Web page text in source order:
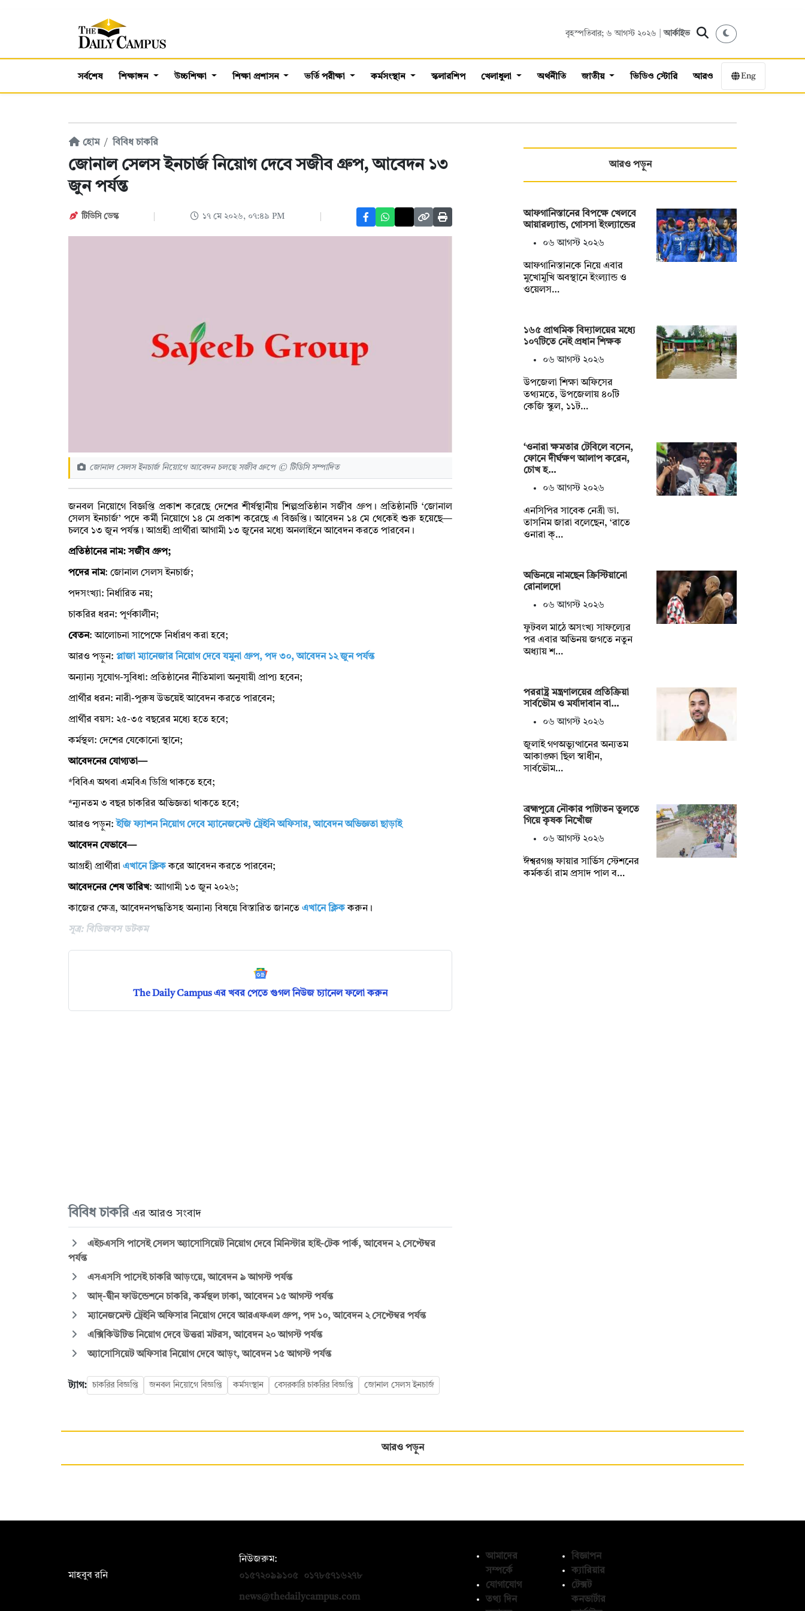
বৃহস্পতিবার; ৬ আগস্ট ২০২৬ |আর্কাইভ
সর্বশেষ শিক্ষাঙ্গন উচ্চশিক্ষা শিক্ষা প্রশাসন ভর্তি পরীক্ষা কর্মসংস্থান স্কলারশিপ খেলাধুলা অর্থনীতি জাতীয় ভিডিও স্টোরি আরও Eng
হোম বিবিধ চাকরি
জোনাল সেলস ইনচার্জ নিয়োগ দেবে সজীব গ্রুপ, আবেদন ১৩
জুন পর্যন্ত
টিডিসি ডেস্ক ১৭ মে ২০২৬, ০৭:৪৯ PM
জোনাল সেলস ইনচার্জ নিয়োগে আবেদন চলছে সজীব গ্রুপে © টিডিসি সম্পাদিত
জনবল নিয়োগে বিজ্ঞপ্তি প্রকাশ করেছে দেশের শীর্ষস্থানীয় শিল্পপ্রতিষ্ঠান সজীব গ্রুপ। প্রতিষ্ঠানটি ‘জোনাল
সেলস ইনচার্জ’ পদে কর্মী নিয়োগে ১৪ মে প্রকাশ করেছে এ বিজ্ঞপ্তি। আবেদন ১৪ মে থেকেই শুরু হয়েছে—
চলবে ১৩ জুন পর্যন্ত। আগ্রহী প্রার্থীরা আগামী ১৩ জুনের মধ্যে অনলাইনে আবেদন করতে পারবেন।
প্রতিষ্ঠানের নাম: সজীব গ্রুপ;
পদের নাম: জোনাল সেলস ইনচার্জ;
পদসংখ্যা: নির্ধারিত নয়;
চাকরির ধরন: পূর্ণকালীন;
বেতন: আলোচনা সাপেক্ষে নির্ধারণ করা হবে;
আরও পড়ুন: প্লাজা ম্যানেজার নিয়োগ দেবে যমুনা গ্রুপ, পদ ৩০, আবেদন ১২ জুন পর্যন্ত
অন্যান্য সুযোগ-সুবিধা: প্রতিষ্ঠানের নীতিমালা অনুযায়ী প্রাপ্য হবেন;
প্রার্থীর ধরন: নারী-পুরুষ উভয়েই আবেদন করতে পারবেন;
প্রার্থীর বয়স: ২৫-৩৫ বছরের মধ্যে হতে হবে;
কর্মস্থল: দেশের যেকোনো স্থানে;
আবেদনের যোগ্যতা—
*বিবিএ অথবা এমবিএ ডিগ্রি থাকতে হবে;
*ন্যূনতম ৩ বছর চাকরির অভিজ্ঞতা থাকতে হবে;
আরও পড়ুন:ইজি ফ্যাশন নিয়োগ দেবে ম্যানেজমেন্ট ট্রেইনি অফিসার, আবেদন অভিজ্ঞতা ছাড়াই
আবেদন যেভাবে—
আগ্রহী প্রার্থীরা এখানে ক্লিককরে আবেদন করতে পারবেন;
আবেদনের শেষ তারিখ: আাগামী ১৩ জুন ২০২৬;
কাজের ক্ষেত্র, আবেদনপদ্ধতিসহ অন্যান্য বিষয়ে বিস্তারিত জানতে এখানে ক্লিককরুন।
সূত্র: বিডিজবস ডটকম
The Daily Campus এর খবর পেতে গুগল নিউজ চ্যানেল ফলো করুন
বিবিধ চাকরি এর আরও সংবাদ
এইচএসসি পাসেই সেলস অ্যাসোসিয়েট নিয়োগ দেবে মিনিস্টার হাই-টেক পার্ক, আবেদন ২ সেপ্টেম্বর
পর্যন্ত
এসএসসি পাসেই চাকরি আড়ংয়ে, আবেদন ৯ আগস্ট পর্যন্ত
আদ্-দ্বীন ফাউন্ডেশনে চাকরি, কর্মস্থল ঢাকা, আবেদন ১৫ আগস্ট পর্যন্ত
ম্যানেজমেন্ট ট্রেইনি অফিসার নিয়োগ দেবে আরএফএল গ্রুপ, পদ ১০, আবেদন ২ সেপ্টেম্বর পর্যন্ত
এক্সিকিউটিভ নিয়োগ দেবে উত্তরা মটরস, আবেদন ২০ আগস্ট পর্যন্ত
অ্যাসোসিয়েট অফিসার নিয়োগ দেবে আড়ং, আবেদন ১৫ আগস্ট পর্যন্ত
ট্যাগ: চাকরির বিজ্ঞপ্তি জনবল নিয়োগে বিজ্ঞপ্তি কর্মসংস্থান বেসরকারি চাকরির বিজ্ঞপ্তি জোনাল সেলস ইনচার্জ
আরও পড়ুন
আফগানিস্তানের বিপক্ষে খেলবে
আয়ারল্যান্ড, গোসসা ইংল্যান্ডের
০৬ আগস্ট ২০২৬
আফগানিস্তানকে নিয়ে এবার
মুখোমুখি অবস্থানে ইংল্যান্ড ও
ওয়েলস…
১৬৫ প্রাথমিক বিদ্যালয়ের মধ্যে
১০৭টিতে নেই প্রধান শিক্ষক
০৬ আগস্ট ২০২৬
উপজেলা শিক্ষা অফিসের
তথ্যমতে, উপজেলায় ৪০টি
কেজি স্কুল, ১১ট…
‘ওনারা ক্ষমতার টেবিলে বসেন,
ফোনে দীর্ঘক্ষণ আলাপ করেন,
চোখ হ…
০৬ আগস্ট ২০২৬
এনসিপির সাবেক নেত্রী ডা.
তাসনিম জারা বলেছেন, ‘রাতে
ওনারা ক্…
অভিনয়ে নামছেন ক্রিস্টিয়ানো
রোনালদো
০৬ আগস্ট ২০২৬
ফুটবল মাঠে অসংখ্য সাফল্যের
পর এবার অভিনয় জগতে নতুন
অধ্যায় শ…
পররাষ্ট্র মন্ত্রণালয়ের প্রতিক্রিয়া
সার্বভৌম ও মর্যাদাবান বা…
০৬ আগস্ট ২০২৬
জুলাই গণঅভ্যুত্থানের অন্যতম
আকাঙ্ক্ষা ছিল স্বাধীন,
সার্বভৌম…
ব্রহ্মপুত্রে নৌকার পাটাতন তুলতে
গিয়ে কৃষক নিখোঁজ
০৬ আগস্ট ২০২৬
ঈশ্বরগঞ্জ ফায়ার সার্ভিস স্টেশনের
কর্মকর্তা রাম প্রসাদ পাল ব…
আরও পড়ুন
মাহবুব রনি
নিউজরুম:
০১৫৭২০৯৯১০৫
০১৭৮৫৭১৬২৭৮
news@thedailycampus.com
আমাদের
সম্পর্কে
যোগাযোগ
তথ্য দিন
বিজ্ঞাপন
ক্যারিয়ার
টেক্সট
কনভার্টার